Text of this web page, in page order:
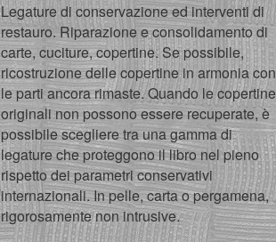
Legature di conservazione ed interventi di
restauro. Riparazione e consolidamento di
carte, cuciture, copertine. Se possibile,
ricostruzione delle copertine in armonia con
le parti ancora rimaste. Quando le copertine
originali non possono essere recuperate, è
possibile scegliere tra una gamma di
legature che proteggono il libro nel pieno
rispetto dei parametri conservativi
internazionali. In pelle, carta o pergamena,
rigorosamente non intrusive.